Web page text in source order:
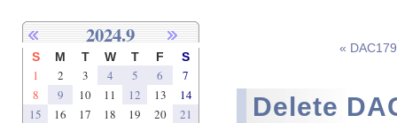
«
Delete
2024.9
S M T W T F S
1 2 3 4 5 6
7
8
9 10 11 12 13
14
15
16 17 18 19 20
21